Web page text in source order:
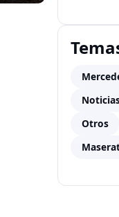
Otros